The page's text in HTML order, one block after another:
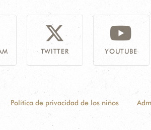
TWITTER YOUTUBE
Política de privacidad de los niños